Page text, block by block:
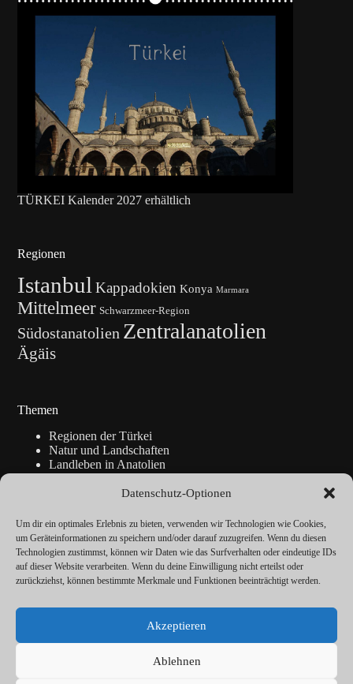
Datenschutz-Optionen
Um dir ein optimales Erlebnis zu bieten, verwenden wir Technologien wie Cookies,
um Geräteinformationen zu speichern und/oder darauf zuzugreifen. Wenn du diesen
Technologien zustimmst, können wir Daten wie das Surfverhalten oder eindeutige IDs
auf dieser Website verarbeiten. Wenn du deine Einwilligung nicht erteilst oder
zurückziehst, können bestimmte Merkmale und Funktionen beeinträchtigt werden.
Akzeptieren
Ablehnen
TÜRKEI Kalender 2027 erhältlich
Regionen
Istanbul Kappadokien Konya Marmara
Mittelmeer Schwarzmeer-Region
Südostanatolien Zentralanatolien
Ägäis
Themen
Regionen der Türkei
Natur und Landschaften
Landleben in Anatolien
Blickpunkte
Reise-Info
Vorträge